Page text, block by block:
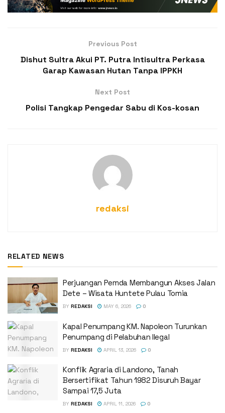
Previous Post
Dishut Sultra Akui PT. Putra Intisultra Perkasa
Garap Kawasan Hutan Tanpa IPPKH
Next Post
Polisi Tangkap Pengedar Sabu di Kos-kosan
redaksi
RELATED NEWS
Perjuangan Pemda Membangun Akses Jalan
Dete – Wisata Huntete Pulau Tomia
BY REDAKSI MAY 6, 2026 0
Kapal Penumpang KM. Napoleon Turunkan
Penumpang di Pelabuhan Ilegal
BY REDAKSI APRIL 13, 2026 0
Konflik Agraria di Landono, Tanah
Bersertifikat Tahun 1982 Disuruh Bayar
Sampai 17,5 Juta
BY REDAKSI APRIL 11, 2026 0